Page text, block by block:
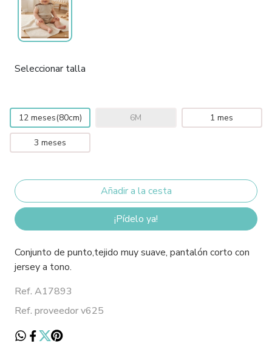
Seleccionar talla
12 meses(80cm) 6M 1 mes
3 meses
¡Pídelo ya!
Conjunto de punto,tejido muy suave, pantalón corto con
jersey a tono.
Ref. A17893
Ref. proveedor v625